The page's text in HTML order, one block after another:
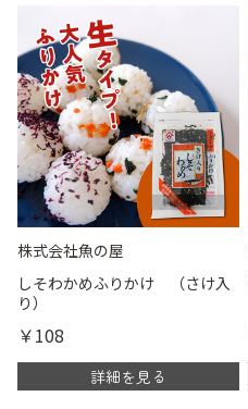
株式会社魚の屋
しそわかめふりかけ （さけ入
り）
￥108
詳細を見る